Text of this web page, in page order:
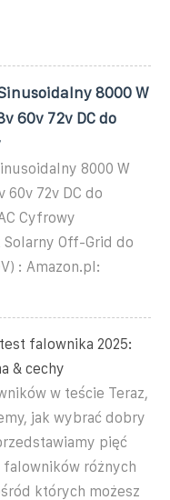
8000 W
60v 72v DC do
8000 W
60v 72v DC do
Cyfrowy
Off-Grid do
: Amazon.pl:
falownika 2025:
& cechy
w teście Teraz,
jak wybrać dobry
pięć
falowników różnych
których możesz